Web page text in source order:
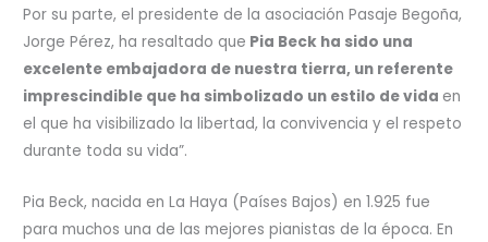
Por su parte, el presidente de la asociación Pasaje Begoña,
Jorge Pérez, ha resaltado que Pia Beck ha sido una
excelente embajadora de nuestra tierra, un referente
imprescindible que ha simbolizado un estilo de vida en
el que ha visibilizado la libertad, la convivencia y el respeto
durante toda su vida”.
Pia Beck, nacida en La Haya (Países Bajos) en 1.925 fue
para muchos una de las mejores pianistas de la época. En